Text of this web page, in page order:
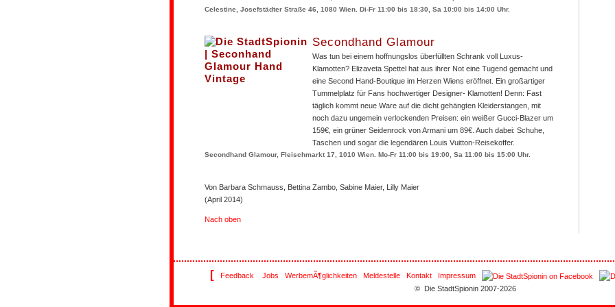
Celestine, Josefstädter Straße 46, 1080 Wien. Di-Fr 11:00 bis 18:30, Sa 10:00 bis 14:00 Uhr.
Secondhand Glamour
Was tun bei einem hoffnungslos überfüllten Schrank voll Luxus-
Klamotten? Elizaveta Spettel hat aus ihrer Not eine Tugend gemacht und
eine Second Hand-Boutique im Herzen Wiens eröffnet. Ein großartiger
Tummelplatz für Fans hochwertiger Designer- Klamotten! Denn: Fast
täglich kommt neue Ware auf die dicht gehängten Kleiderstangen, mit
noch dazu ungemein verlockenden Preisen: ein weißer Gucci-Blazer um
159€, ein grüner Seidenrock von Armani um 89€. Auch dabei: Schuhe,
Taschen und sogar die legendären Louis Vuitton-Reisekoffer.
Secondhand Glamour, Fleischmarkt 17, 1010 Wien. Mo-Fr 11:00 bis 19:00, Sa 11:00 bis 15:00 Uhr.
Von Barbara Schmauss, Bettina Zambo, Sabine Maier, Lilly Maier
(April 2014)
Nach oben
[ Feedback Jobs WerbemÃ¶glichkeiten Meldestelle Kontakt
Impressum
© Die StadtSpionin 2007-2026